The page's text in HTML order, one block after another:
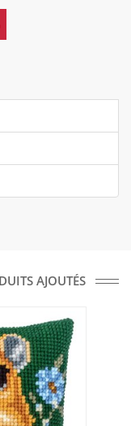
AJOUTÉS